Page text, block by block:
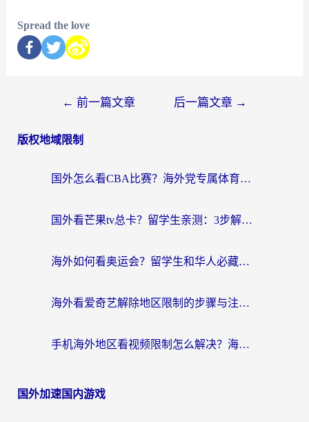
Spread the love
← 前一篇文章 后一篇文章 →
版权地域限制
国外怎么看CBA比赛？海外党专属体育直播指南，告别地区限制看球自由
国外看芒果tv总卡？留学生亲测：3步解决地域限制+流畅追剧攻略
海外如何看奥运会？留学生和华人必藏的体育赛事观看终极指南
海外看爱奇艺解除地区限制的步骤与注意事项详解：留学生必看的无卡顿追剧指南
手机海外地区看视频限制怎么解决？海外党追剧看片的实用指南
国外加速国内游戏